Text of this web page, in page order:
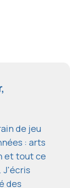
de jeu
: arts
et tout ce
J'écris
des